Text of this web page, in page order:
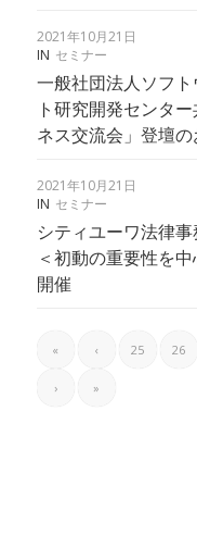
2021年10月21日
IN セミナー
一般社団法人ソフ
ト研究開発センタ
ネス交流会」登壇
2021年10月21日
IN セミナー
シティユーワ法律
＜初動の重要性を
開催
« ‹ 25 26
› »